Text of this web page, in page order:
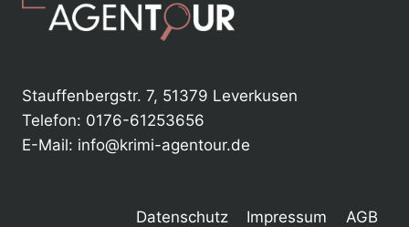
Stauffenbergstr. 7, 51379 Leverkusen
Telefon: 0176-61253656
E-Mail: info@krimi-agentour.de
Datenschutz Impressum
AGB